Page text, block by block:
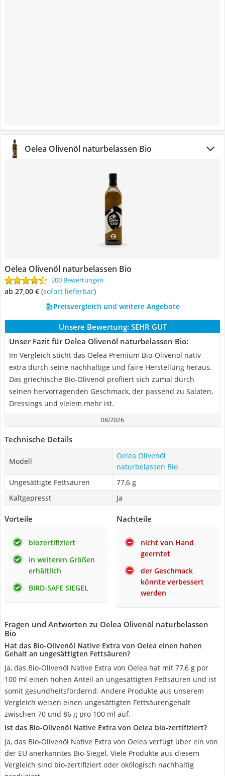
Oelea Olivenöl naturbelassen Bio
Oelea Olivenöl naturbelassen Bio
200 Bewertungen
ab 27,00 € ( Sofort lieferbar)
Preisvergleich und weitere Angebote
Unsere Bewertung: SEHR GUT
Unser Fazit für Oelea Olivenöl naturbelassen Bio:
Im Vergleich sticht das Oelea Premium Bio-Olivenöl nativ
extra durch seine nachhaltige und faire Herstellung heraus.
Das griechische Bio-Olivenöl profliert sich zumal durch
seinen hervorragenden Geschmack, der passend zu Salaten,
Dressings und vielem mehr ist.
08/2026
Technische Details
Modell
Oelea Olivenöl
naturbelassen Bio
Ungesättigte Fettsäuren
77,6 g
Kaltgepresst
Ja
Vorteile
biozertifiziert
in weiteren Größen
erhältlich
BIRD-SAFE SIEGEL
Nachteile
nicht von Hand
geerntet
der Geschmack
könnte verbessert
werden
Fragen und Antworten zu Oelea Olivenöl naturbelassen
Bio
Hat das Bio-Olivenöl Native Extra von Oelea einen hohen
Gehalt an ungesättigten Fettsäuren?
Ja, das Bio-Olivenöl Native Extra von Oelea hat mit 77,6 g por
100 ml einen hohen Anteil an ungesättigten Fettsäuren und ist
somit gesundheitsfördernd. Andere Produkte aus unserem
Vergleich weisen einen ungesättigten Fettsäurengehalt
zwischen 70 und 86 g pro 100 ml auf.
Ist das Bio-Olivenöl Native Extra von Oelea bio-zertifiziert?
Ja, das Bio-Olivenöl Native Extra von Oelea verfügt über ein von
der EU anerkanntes Bio-Siegel. Viele Produkte aus diesem
Vergleich sind bio-zertifiziert oder okölogisch nachhaltig